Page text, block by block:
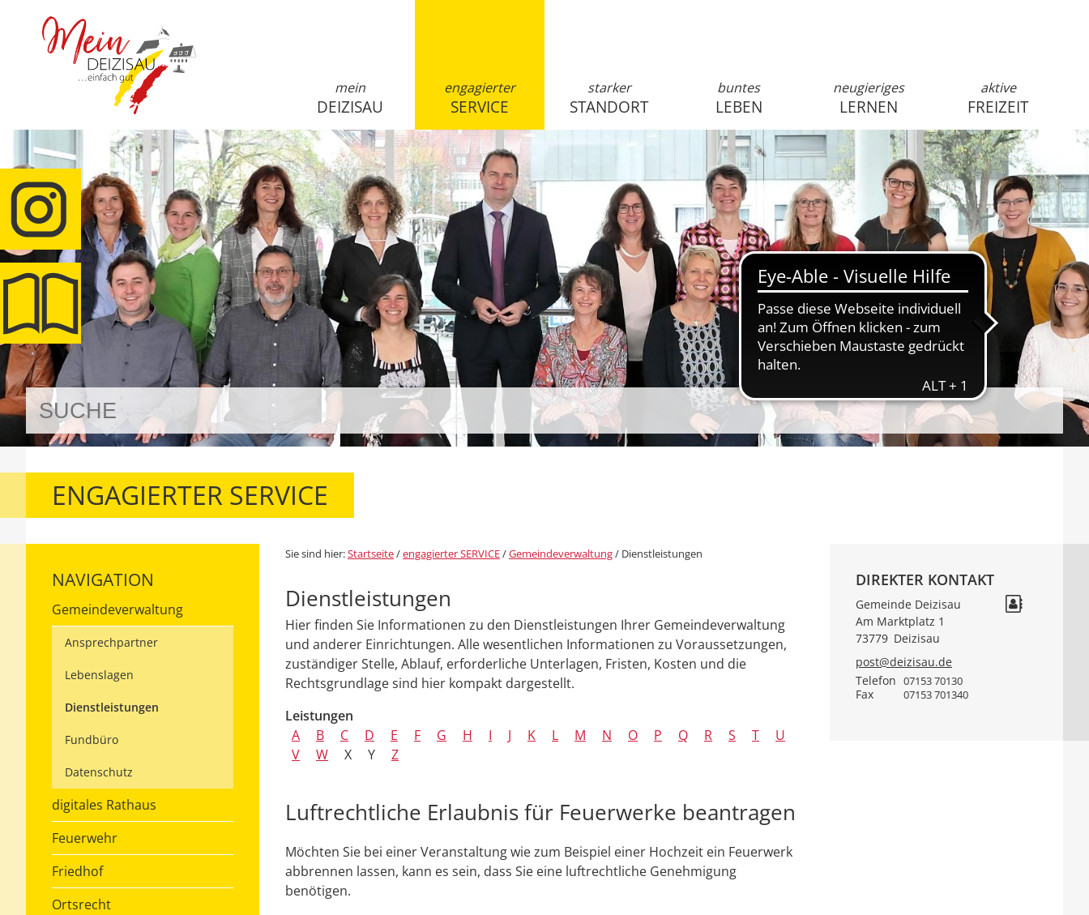
anmelden
mein
DEIZISAU
engagierter
SERVICE
starker
STANDORT
buntes
LEBEN
neugieriges
LERNEN
aktive
FREIZEIT
ENGAGIERTER SERVICE
NAVIGATION
Gemeindeverwaltung
Ansprechpartner
Lebenslagen
Dienstleistungen
Fundbüro
Datenschutz
digitales Rathaus
Feuerwehr
Friedhof
Ortsrecht
Sie sind hier:Startseite/engagierter SERVICE/Gemeindeverwaltung/ Dienstleistungen
Dienstleistungen
Hier finden Sie Informationen zu den Dienstleistungen Ihrer Gemeindeverwaltung
und anderer Einrichtungen. Alle wesentlichen Informationen zu Voraussetzungen,
zuständiger Stelle, Ablauf, erforderliche Unterlagen, Fristen, Kosten und die
Rechtsgrundlage sind hier kompakt dargestellt.
Leistungen
A
B C D E F G H I J K L M N O P Q R S T
U
V
W X Y Z
Luftrechtliche Erlaubnis für Feuerwerke beantragen
Möchten Sie bei einer Veranstaltung wie zum Beispiel einer Hochzeit ein Feuerwerk
abbrennen lassen, kann es sein, dass Sie eine luftrechtliche Genehmigung
benötigen.
DIREKTER KONTAKT
Gemeinde Deizisau
Am Marktplatz 1
73779 Deizisau
post@deizisau.de
Telefon 07153 70130
Fax 07153 701340